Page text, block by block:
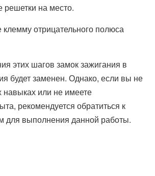
решетки на место.
отрицательного полюса
этих шагов замок зажигания в
будет заменен. Однако, если вы не
навыках или не имеете
рекомендуется обратиться к
для выполнения данной работы.